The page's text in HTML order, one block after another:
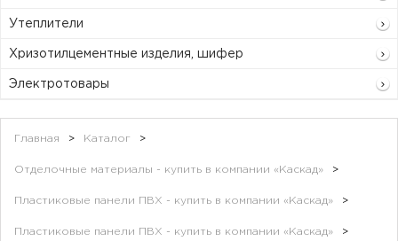
Утеплители
Хризотилцементные изделия, шифер
Электротовары
Главная > Каталог >
Отделочные материалы - купить в компании «Каскад» >
Пластиковые панели ПВХ - купить в компании «Каскад» >
Пластиковые панели ПВХ - купить в компании «Каскад» >